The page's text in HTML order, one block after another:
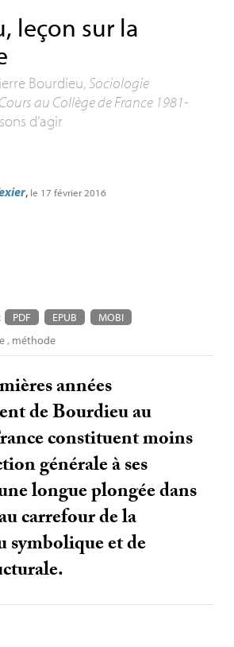
leçon sur la
Bourdieu,Sociologie
au Collège de France 1981-
d’agir
, le 17 février 2016
PDF EPUB
MOBI
, méthode
années
de Bourdieu au
constituent moins
générale à ses
longue plongée dans
carrefour de la
symbolique et de